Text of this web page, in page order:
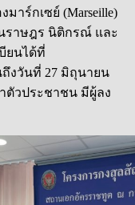
มาร์กเซย์ (Marseille)
ราษฎร นิติกรณ์ และ
ยนได้ที่
นถึงวันที่ 27 มิถุนายน
ตัวประชาชน มีผู้ลง